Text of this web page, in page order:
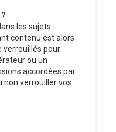
les sujets
contenu est alors
verrouillés pour
ou un
accordées par
non verrouiller vos